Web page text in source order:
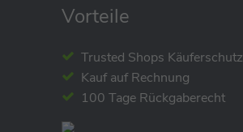
Vorteile
Trusted Shops Käuferschutz
Kauf auf Rechnung
100 Tage Rückgaberecht